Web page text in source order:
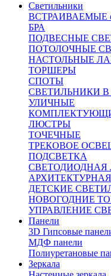
Светильники
ВСТРАИВАЕМЫЕ
БРА
ПОДВЕСНЫЕ
ПОТОЛОЧНЫЕ
НАСТОЛЬНЫЕ
ТОРШЕРЫ
СПОТЫ
СВЕТИЛЬНИКИ
УЛИЧНЫЕ
ЛЮСТРЫ
ТОЧЕЧНЫЕ
ТРЕКОВОЕ
ПОДСВЕТКА
СВЕТОДИОДНАЯ
ДЕТСКИЕ
НОВОГОДНИЕ
УПРАВЛЕНИЕ
Панели
3D Гипсовые
МДФ панели
Полиуретановые
Зеркала